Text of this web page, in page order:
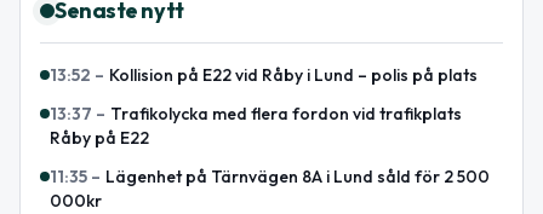
Senaste nytt
13:52 – Kollision på E22 vid Råby i Lund – polis på plats
13:37 – Trafikolycka med flera fordon vid trafikplats
Råby på E22
11:35 – Lägenhet på Tärnvägen 8A i Lund såld för 2 500
000kr